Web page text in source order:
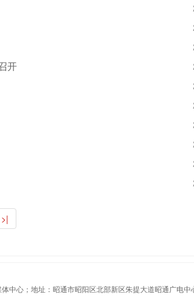
开
>|
中心；地址：昭通市昭阳区北部新区朱提大道昭通广电